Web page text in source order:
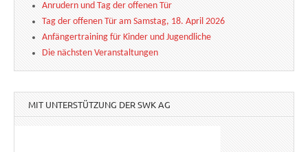
Anrudern und Tag der offenen Tür
Tag der offenen Tür am Samstag, 18. April 2026
Anfängertraining für Kinder und Jugendliche
Die nächsten Veranstaltungen
MIT UNTERSTÜTZUNG DER SWK AG